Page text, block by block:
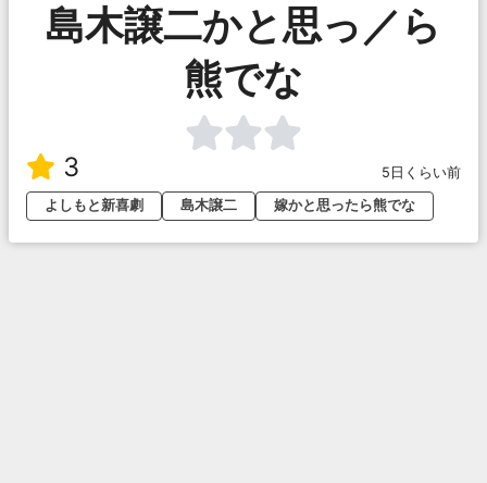
島木譲二かと思っ／ら
熊でな
3
5日くらい前
よしもと新喜劇
島木譲二 嫁かと思ったら熊でな